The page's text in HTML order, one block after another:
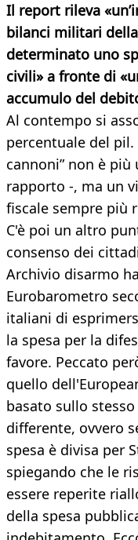
Il report rileva
bilanci militari
determinato uno
civili» a fronte di
accumulo del
Al contempo si
percentuale del
cannoni” non è
rapporto -, ma un
fiscale sempre più
C'è poi un altro
consenso dei
Archivio disarmo
Eurobarometro
italiani di
la spesa per la
favore. Peccato
quello
basato sullo
differente, ovvero
spesa è divisa per
spiegando che le
essere reperite
della spesa